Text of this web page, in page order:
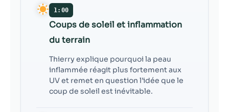
1:00
Coups de soleil et inflammation
du terrain
Thierry explique pourquoi la peau
inflammée réagit plus fortement aux
UV et remet en question l’idée que le
coup de soleil est inévitable.